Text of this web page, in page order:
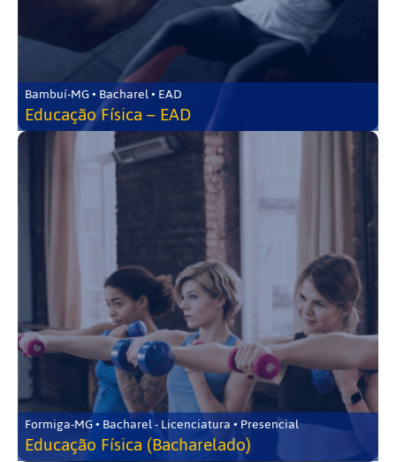
Bambuí-MG • Bacharel • EAD
Educação Física – EAD
Formiga-MG • Bacharel - Licenciatura • Presencial
Educação Física (Bacharelado)